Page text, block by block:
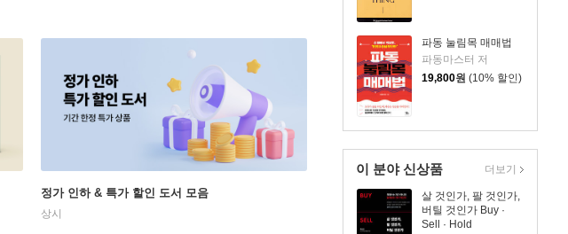
파동 눌림목 매매법
파동마스터 저
19,800원 (10% 할인)
이 분야 신상품
살 것인가, 팔 것인가,
버틸 것인가 Buy ·
Sell · Hold
더보기
정가 인하 & 특가 할인 도서 모음
상시